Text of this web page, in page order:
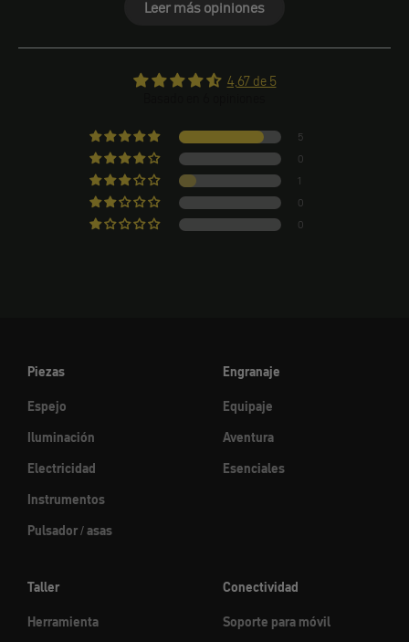
Leer más opiniones
4,67 de 5
5
0
1
0
0
Piezas
Espejo
Iluminación
Electricidad
Instrumentos
Pulsador / asas
Engranaje
Equipaje
Aventura
Esenciales
Taller
Herramienta
Conectividad
Soporte para móvil